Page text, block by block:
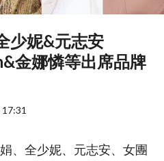
少妮&元志安
金娜憐等出席品牌
、全少妮、元志安、女團